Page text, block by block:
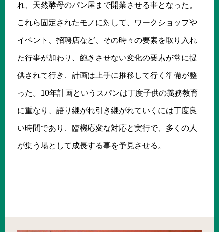
れ、天然酵母のパン屋まで開業させる事となった。
これら固定されたモノに対して、ワークショップや
イベント、招聘店など、その時々の要素を取り入れ
た行事が加わり、飽きさせない変化の要素が常に提
供されて行き、計画は上手に推移して行く準備が整
った。10年計画というスパンは丁度子供の義務教育
に重なり、語り継がれ引き継がれていくには丁度良
い時間であり、臨機応変な対応と実行で、多くの人
が集う場として成長する事を予見させる。